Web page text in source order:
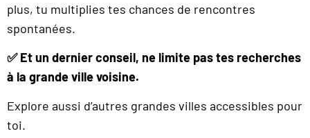
plus, tu multiplies tes chances de rencontres
spontanées.
✅ Et un dernier conseil, ne limite pas tes recherches
à la grande ville voisine.
Explore aussi d’autres grandes villes accessibles pour
toi.